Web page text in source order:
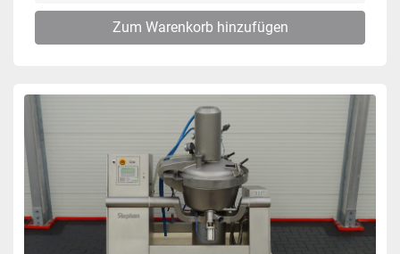
Zum Warenkorb hinzufügen